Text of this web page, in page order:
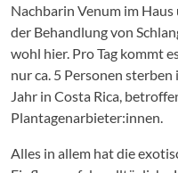
Nachbarin Venum im
der Behandlung von
wohl hier. Pro Tag kommt
nur ca. 5 Personen
Jahr in Costa Rica,
Plantagenarbieter:innen.
Alles in allem hat die